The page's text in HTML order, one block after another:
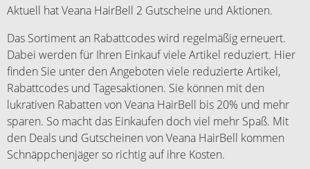
Aktuell hat Veana HairBell 2 Gutscheine und Aktionen.
Das Sortiment an Rabattcodes wird regelmäßig erneuert.
Dabei werden für Ihren Einkauf viele Artikel reduziert. Hier
finden Sie unter den Angeboten viele reduzierte Artikel,
Rabattcodes und Tagesaktionen. Sie können mit den
lukrativen Rabatten von Veana HairBell bis 20% und mehr
sparen. So macht das Einkaufen doch viel mehr Spaß. Mit
den Deals und Gutscheinen von Veana HairBell kommen
Schnäppchenjäger so richtig auf ihre Kosten.